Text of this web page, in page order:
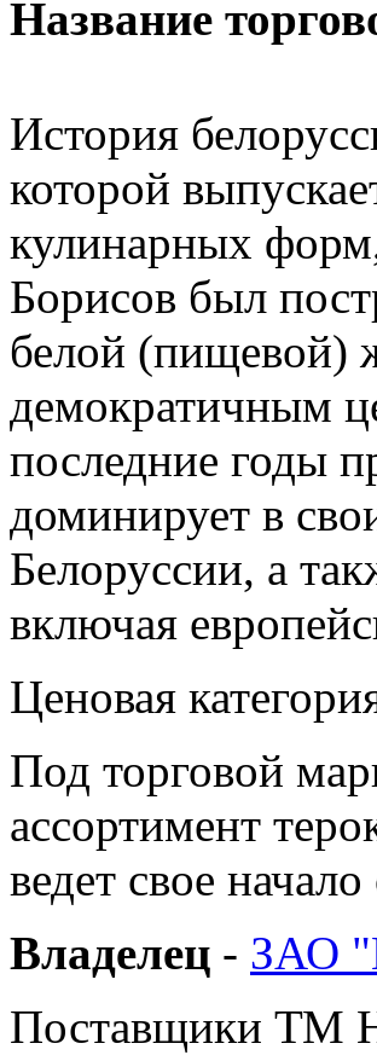
Название
История
которой
кулинарных
Борисов был
белой (пищевой)
демократичным
последние годы
доминирует в
Белоруссии, а
включая
Ценовая
Под торговой
ассортимент
ведет свое
Владелец - ЗАО
Поставщики ТМ